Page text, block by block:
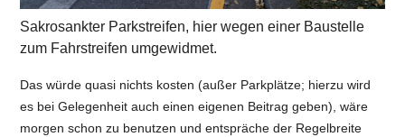
Sakrosankter Parkstreifen, hier wegen einer Baustelle
zum Fahrstreifen umgewidmet.
Das würde quasi nichts kosten (außer Parkplätze; hierzu wird
es bei Gelegenheit auch einen eigenen Beitrag geben), wäre
morgen schon zu benutzen und entspräche der Regelbreite